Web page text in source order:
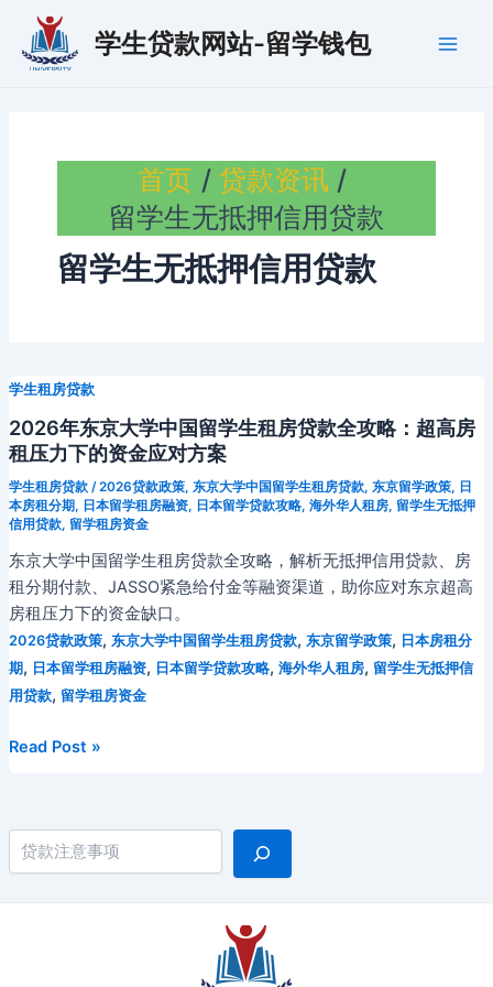
学生贷款网站-留学钱包
搜索
首页
贷款资讯
留学生无抵押信用贷款
留学生无抵押信用贷款
学生租房贷款
2026年东京大学中国留学生租房贷款全攻略：超高房
租压力下的资金应对方案
学生租房贷款/2026贷款政策, 东京大学中国留学生租房贷款, 东京留学政策, 日
本房租分期, 日本留学租房融资, 日本留学贷款攻略, 海外华人租房, 留学生无抵押
信用贷款, 留学租房资金
东京大学中国留学生租房贷款全攻略，解析无抵押信用贷款、房
租分期付款、JASSO紧急给付金等融资渠道，助你应对东京超高
房租压力下的资金缺口。
2026贷款政策, 东京大学中国留学生租房贷款, 东京留学政策, 日本房租分
期, 日本留学租房融资, 日本留学贷款攻略, 海外华人租房, 留学生无抵押信
用贷款, 留学租房资金
2026
京
大
学
Read Post »